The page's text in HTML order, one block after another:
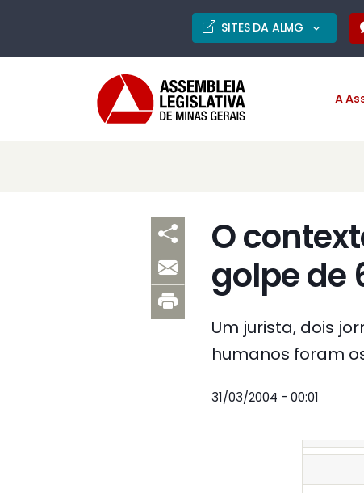
SITES DA ALMG
A
O
golpe de
Um jurista, dois
humanos foram
31/03/2004 - 00:01